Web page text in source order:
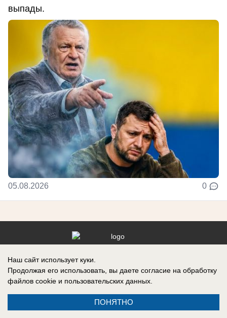
выпады.
05.08.2026 0
Реклама на сайте
Контакты
Наш сайт использует куки.
Продолжая его использовать, вы даете согласие на обработку
файлов cookie и пользовательских данных.
ПОНЯТНО